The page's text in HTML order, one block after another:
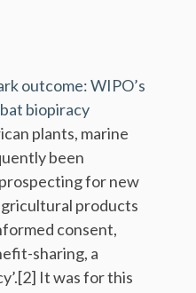
outcome: WIPO’s
biopiracy
plants, marine
been
for new
products
consent,
sharing, a
It was for this